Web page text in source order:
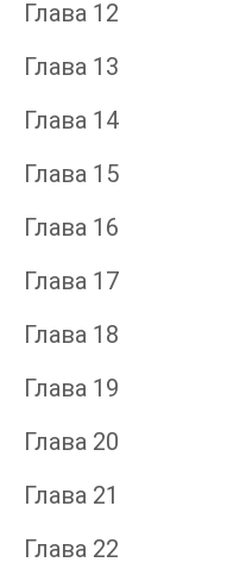
Глава 12
Глава 13
Глава 14
Глава 15
Глава 16
Глава 17
Глава 18
Глава 19
Глава 20
Глава 21
Глава 22